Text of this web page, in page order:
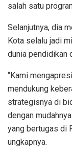
salah satu
Selanjutnya, dia
Kota selalu jadi
dunia pendidikan
“Kami
mendukung
strategisnya di
dengan
yang bertugas di
ungkapnya.